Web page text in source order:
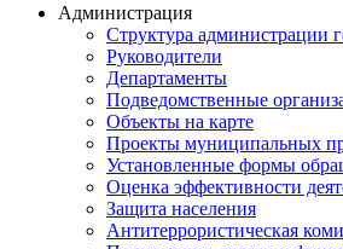
Администрация
Структура администрации
Руководители
Департаменты
Подведомственные
Объекты на карте
Проекты муниципальных
Установленные формы
Оценка эффективности
Защита населения
Антитеррористическая